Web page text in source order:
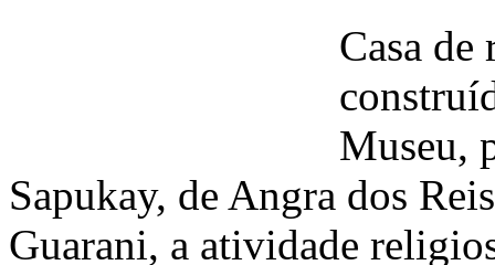
Casa
Museu,
Sapukay, de Angra dos
Guarani, a atividade